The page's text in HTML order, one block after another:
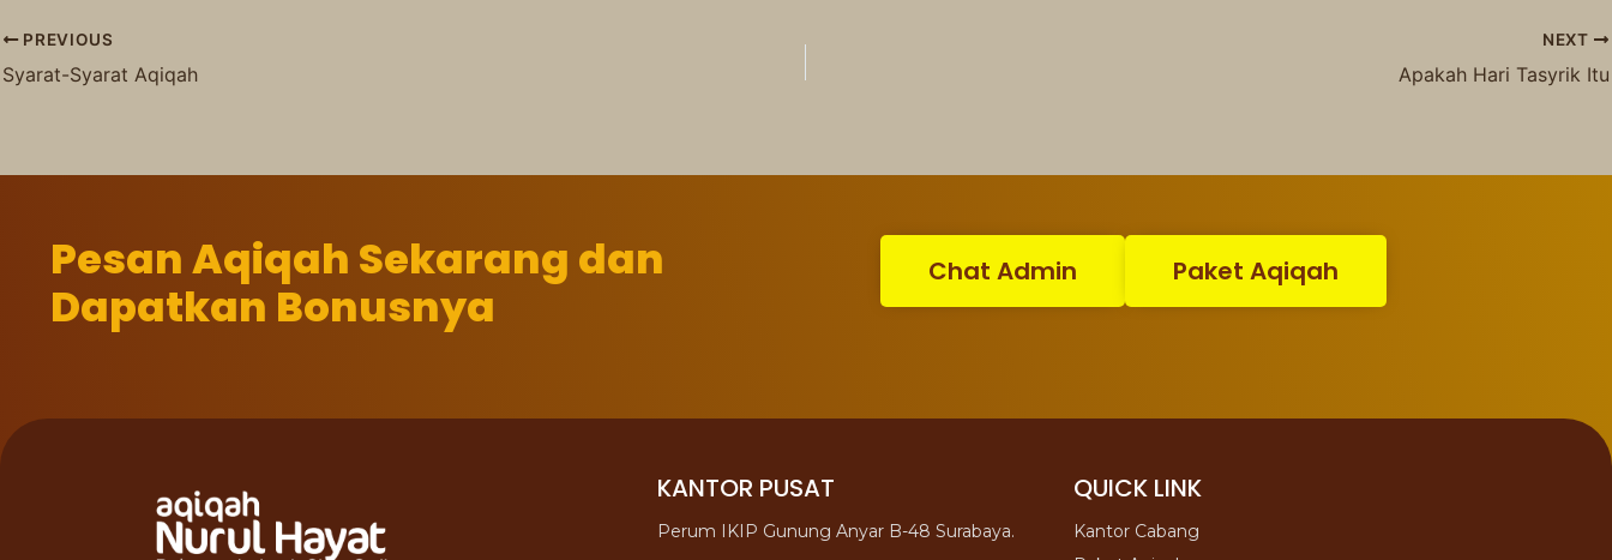
PREVIOUS
Syarat-Syarat Aqiqah
NEXT
Apakah Hari Tasyrik Itu
Pesan Aqiqah Sekarang dan
Dapatkan Bonusnya
Chat Admin Paket Aqiqah
KANTOR PUSAT
Perum IKIP Gunung Anyar B-48 Surabaya.
QUICK LINK
Kantor Cabang